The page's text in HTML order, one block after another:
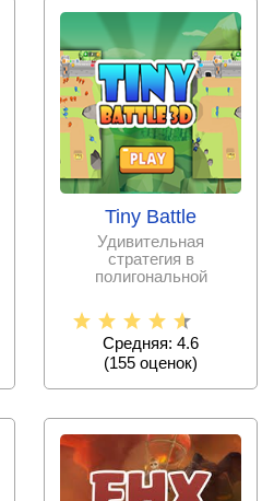
Tiny Battle
Удивительная
стратегия в
полигональной
защиты башни, в
которой
Средняя: 4.6
(155 оценок)